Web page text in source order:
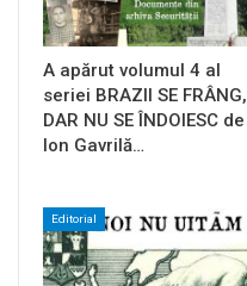
A apărut volumul 4 al
seriei BRAZII SE FRÂNG,
DAR NU SE ÎNDOIESC de
Ion Gavrilă…
Editorial